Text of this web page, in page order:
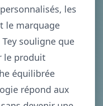
les
le marquage
souligne que
le produit
équilibrée
répond aux